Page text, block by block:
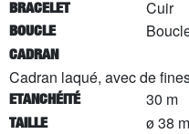
BRACELET Cuir
BOUCLE
CADRAN
Cadran laqué, avec de
ETANCHÉITÉ 30 m
TAILLE ø 38